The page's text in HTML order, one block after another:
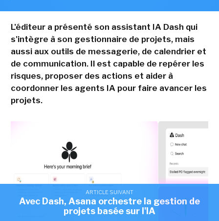
ARTICLE SUIVANT
Avec Dash, Asana orchestre la gestion de
projets basée sur l'IA
L'éditeur a présenté son assistant IA Dash qui
s'intègre à son gestionnaire de projets, mais
aussi aux outils de messagerie, de calendrier et
de communication. Il est capable de repérer les
risques, proposer des actions et aider à
coordonner les agents IA pour faire avancer les
projets.